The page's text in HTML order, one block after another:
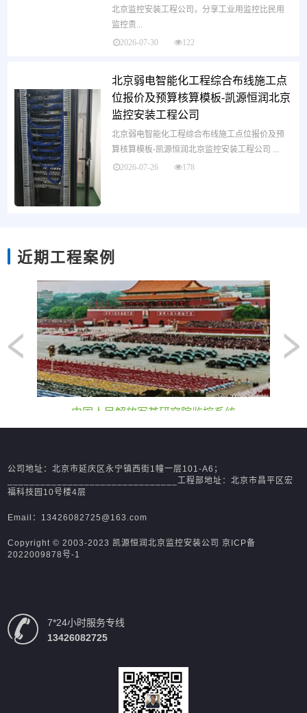
北京监控安装工程公司，分享工业用监控比民用
监控贵...
2026-07-30 122
北京弱电智能化工程综合布线施工点
位报价及预算核算模板-凯源恒润北京
监控安装工程公司
北京弱电智能化工程综合布线施工点位报价及预
算核算模板-凯源恒润北京监控安装工程公司 ...
2026-07-26 178
近期工程案例
中国人民解放军某研究院监控系统
公司地址：北京市延庆区永宁镇西街1幢一层101-A6；
_______________________________工程部地址：北京市昌平区宏
福科技园10号楼4层
Email：13426082725@163.com
Copyright © 2003-2023 凯源恒润北京监控安装公司京ICP备
2022009878号-1
7*24小时服务专线
13426082725